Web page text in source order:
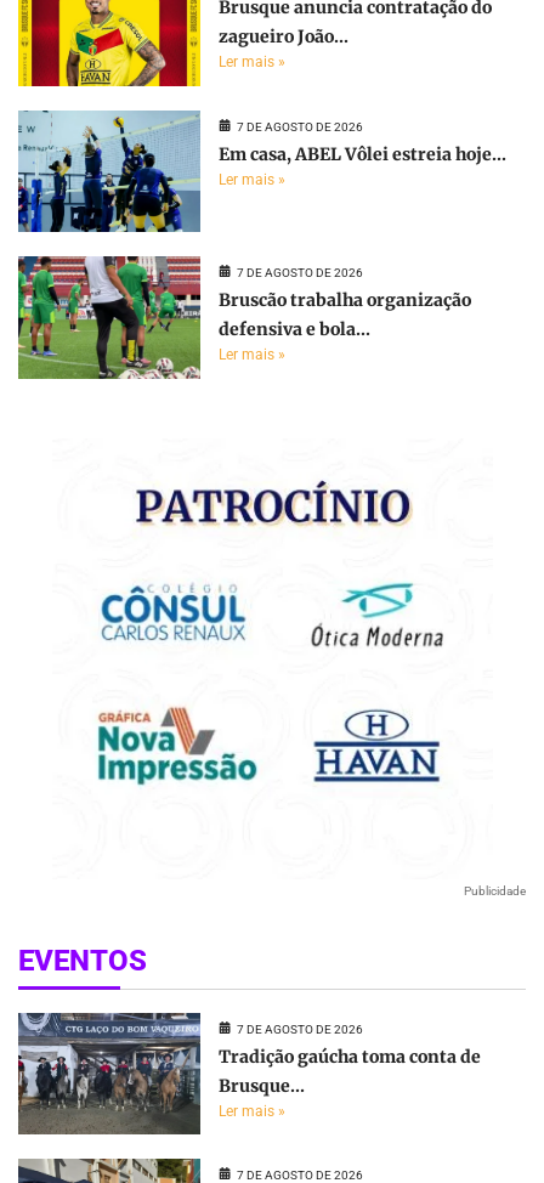
Brusque anuncia contratação do
zagueiro João...
Ler mais »
7 DE AGOSTO DE 2026
Em casa, ABEL Vôlei estreia hoje...
Ler mais »
7 DE AGOSTO DE 2026
Bruscão trabalha organização
defensiva e bola...
Ler mais »
Publicidade
EVENTOS
7 DE AGOSTO DE 2026
Tradição gaúcha toma conta de
Brusque...
Ler mais »
7 DE AGOSTO DE 2026